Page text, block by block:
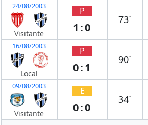
24/08/2003
Visitante
P
1:0
73`
16/08/2003
Local
P
0:1
90`
09/08/2003
Visitante
E
0:0
34`